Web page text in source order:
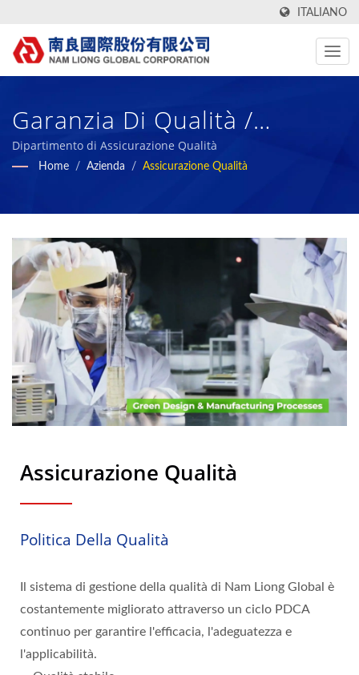
ITALIANO
Garanzia Di Qualità /
Produttore Di Tessuti
Ecologici E Materiali
Compositi In Schiuma Dal
1972 | Nam Liong
Dipartimento di Assicurazione Qualità
Home / Azienda / Assicurazione Qualità
Assicurazione Qualità
Politica Della Qualità
Il sistema di gestione della qualità di Nam Liong Global è
costantemente migliorato attraverso un ciclo PDCA
continuo per garantire l'efficacia, l'adeguatezza e
l'applicabilità.